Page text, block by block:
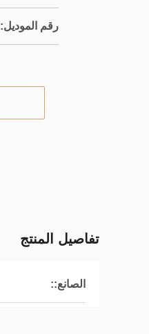
رقم الموديل:
تفاصيل المنتج
الصانع::